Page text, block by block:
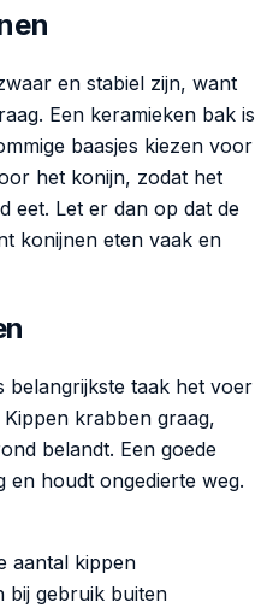
en stabiel zijn, want
Een keramieken bak is
baasjes kiezen voor
het konijn, zodat het
eet. Let er dan op dat de
konijnen eten vaak en
belangrijkste taak het voer
krabben graag,
belandt. Een goede
houdt ongedierte weg.
aantal kippen
bij gebruik buiten